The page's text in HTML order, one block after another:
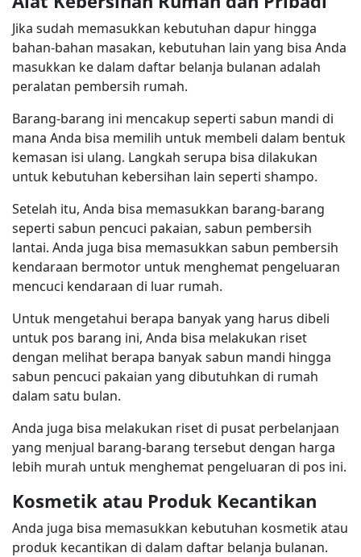
Jika sudah memasukkan kebutuhan dapur hingga
bahan-bahan masakan, kebutuhan lain yang bisa Anda
masukkan ke dalam daftar belanja bulanan adalah
peralatan pembersih rumah.
Barang-barang ini mencakup seperti sabun mandi di
mana Anda bisa memilih untuk membeli dalam bentuk
kemasan isi ulang. Langkah serupa bisa dilakukan
untuk kebutuhan kebersihan lain seperti shampo.
Setelah itu, Anda bisa memasukkan barang-barang
seperti sabun pencuci pakaian, sabun pembersih
lantai. Anda juga bisa memasukkan sabun pembersih
kendaraan bermotor untuk menghemat pengeluaran
mencuci kendaraan di luar rumah.
Untuk mengetahui berapa banyak yang harus dibeli
untuk pos barang ini, Anda bisa melakukan riset
dengan melihat berapa banyak sabun mandi hingga
sabun pencuci pakaian yang dibutuhkan di rumah
dalam satu bulan.
Anda juga bisa melakukan riset di pusat perbelanjaan
yang menjual barang-barang tersebut dengan harga
lebih murah untuk menghemat pengeluaran di pos ini.
Kosmetik atau Produk Kecantikan
Anda juga bisa memasukkan kebutuhan kosmetik atau
produk kecantikan di dalam daftar belanja bulanan.